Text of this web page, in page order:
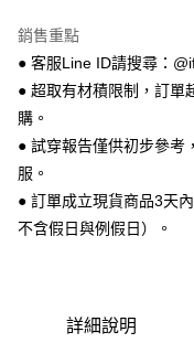
【關於「AFTEE先享後付」】
AFTEE先享後付是「在收
１．簡單：不需註冊會員、
２．便利：只要手機號碼，
３．安心：先確認商品／服
【「AFTEE先享後付」結帳
１．於結帳方式選擇「
２．訂單成立數日內，您將
購買商品的店家。未經商家
後付繳納相關費用。
ATM付款
運送方式
全家 取貨付款
每筆NT$70，滿NT$999(
付款後 全家取貨
每筆NT$70，滿NT$999(
銷售重點
● 客服Line ID請搜尋：
● 超取有材積限制，訂單
購。
● 試穿報告僅供初步參考
服。
● 訂單成立現貨商品3天
不含假日與例假日）。
詳細說明